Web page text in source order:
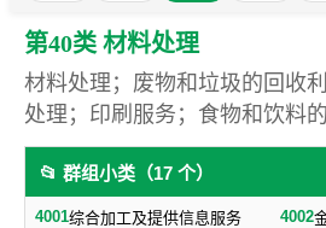
第40类 材料处理
材料处理；废物和垃圾的回收
处理；印刷服务；食物和饮料
📂 群组小类（17 个）
4001综合加工及提供信息服务 4002